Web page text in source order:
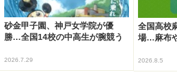
砂金甲子園、神戸女学院が優
勝…全国14校の中高生が腕競う
2026.7.29
全国高校
場…麻布
2026.8.5